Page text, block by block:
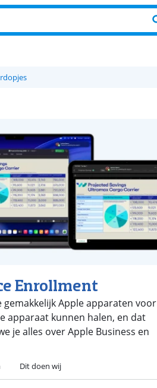
Enrollment
Apple apparaten voor
apparaat kunnen halen, en dat
je alles over Apple Business en
Dit doen wij